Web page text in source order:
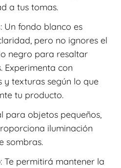
a tus tomas.
: Un fondo blanco es
pero no ignores el
negro para resaltar
Experimenta con
y texturas según lo que
tu producto.
para objetos pequeños,
iluminación
sombras.
: Te permitirá mantener la